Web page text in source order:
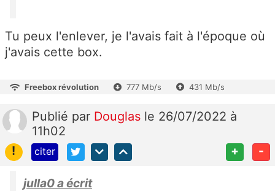
Tu peux l'enlever, je l'avais fait à l'époque où
j'avais cette box.
Freebox révolution 777 Mb/s 431 Mb/s
Publié par Douglas le 26/07/2022 à
11h02
!
citer + -
julla0 a écrit